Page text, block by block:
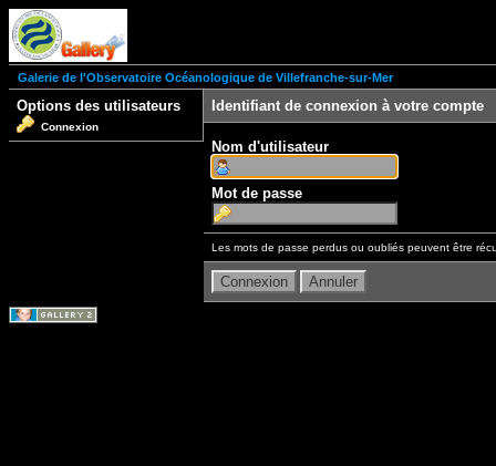
Galerie de l'Observatoire Océanologique de Villefranche-sur-Mer
Options des utilisateurs
Connexion
Identifiant de connexion à votre compte
Nom d'utilisateur
Mot de passe
Les mots de passe perdus ou oubliés peuvent être